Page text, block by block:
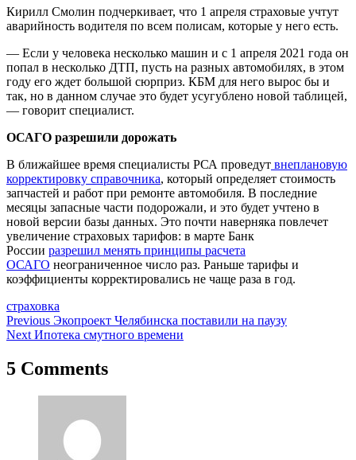
Кирилл Смолин подчеркивает, что 1 апреля страховые учтут
аварийность водителя по всем полисам, которые у него есть.
— Если у человека несколько машин и с 1 апреля 2021 года он
попал в несколько ДТП, пусть на разных автомобилях, в этом
году его ждет большой сюрприз. КБМ для него вырос бы и
так, но в данном случае это будет усугублено новой таблицей,
— говорит специалист.
ОСАГО разрешили дорожать
В ближайшее время специалисты РСА проведут внеплановую
корректировку справочника, который определяет стоимость
запчастей и работ при ремонте автомобиля. В последние
месяцы запасные части подорожали, и это будет учтено в
новой версии базы данных. Это почти наверняка повлечет
увеличение страховых тарифов: в марте Банк
России разрешил менять принципы расчета
ОСАГО неограниченное число раз. Раньше тарифы и
коэффициенты корректировались не чаще раза в год.
страховка
Навигация
по
записям
Previous Экопроект Челябинска поставили на паузу
Next Ипотека смутного времени
5 Comments